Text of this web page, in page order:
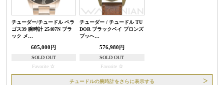
チューダー/チュードル ペラ
ゴス39 腕時計 25407N ブラ
ック メ…
605,000円
SOLD OUT
Favorite
チューダー / チュードル TU
DOR ブラックベイ ブロンズ
ブッヘ…
576,980円
SOLD OUT
Favorite
チュードルの腕時計をさらに表示する